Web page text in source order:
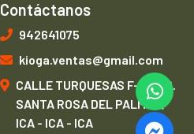
Contáctanos
942641075
kioga.ventas@gmail.com
CALLE TURQUESAS F-1, URB.
SANTA ROSA DEL PALMAR,
ICA - ICA - ICA